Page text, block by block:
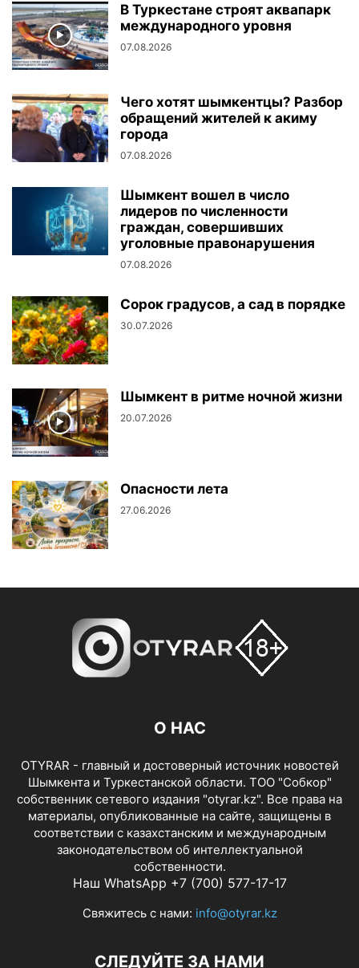
В Туркестане строят аквапарк
международного уровня
07.08.2026
Чего хотят шымкентцы? Разбор
обращений жителей к акиму
города
07.08.2026
Шымкент вошел в число
лидеров по численности
граждан, совершивших
уголовные правонарушения
07.08.2026
Сорок градусов, а сад в порядке
30.07.2026
Шымкент в ритме ночной жизни
20.07.2026
Опасности лета
27.06.2026
О НАС
OTYRAR - главный и достоверный источник новостей
Шымкента и Туркестанской области. ТОО "Собкор"
собственник сетевого издания "otyrar.kz". Все права на
материалы, опубликованные на сайте, защищены в
соответствии с казахстанским и международным
законодательством об интеллектуальной
собственности.
Наш WhatsApp +7 (700) 577-17-17
Свяжитесь с нами: info@otyrar.kz
СЛЕДУЙТЕ ЗА НАМИ